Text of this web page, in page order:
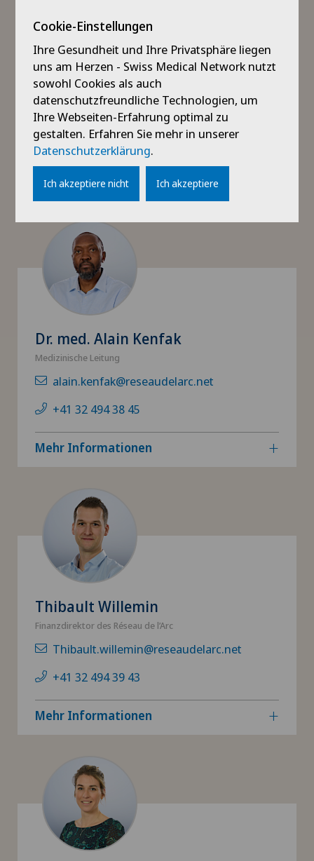
Alexandre Omont
Regionaldirektor Réseau de l'Arc
alexandre.omont@reseaudelarc.net
079 700 96 13
Mehr Informationen
Dr. med. Alain Kenfak
Medizinische Leitung
alain.kenfak@reseaudelarc.net
+41 32 494 38 45
Mehr Informationen
Thibault Willemin
Finanzdirektor des Réseau de l’Arc
Thibault.willemin@reseaudelarc.net
+41 32 494 39 43
Mehr Informationen
Cookie-Einstellungen
Ihre Gesundheit und Ihre Privatsphäre liegen
uns am Herzen - Swiss Medical Network nutzt
sowohl Cookies als auch
datenschutzfreundliche Technologien, um
Ihre Webseiten-Erfahrung optimal zu
gestalten. Erfahren Sie mehr in unserer
Datenschutzerklärung.
Ich akzeptiere nicht Ich akzeptiere